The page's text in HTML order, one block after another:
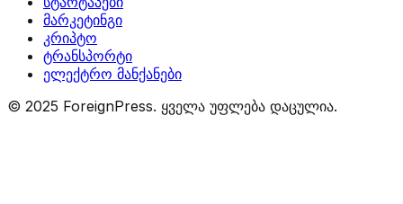
მარკეტინგი
კრიპტო
ტრანსპორტი
ელექტრო მანქანები
© 2025 ForeignPress. ყველა უფლება დაცულია.